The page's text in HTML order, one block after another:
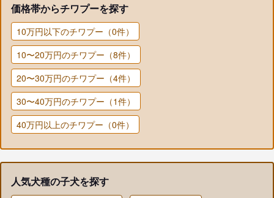
価格帯からチワプーを探す
10万円以下のチワプー（0件）
10〜20万円のチワプー（8件）
20〜30万円のチワプー（4件）
30〜40万円のチワプー（1件）
40万円以上のチワプー（0件）
人気犬種の子犬を探す